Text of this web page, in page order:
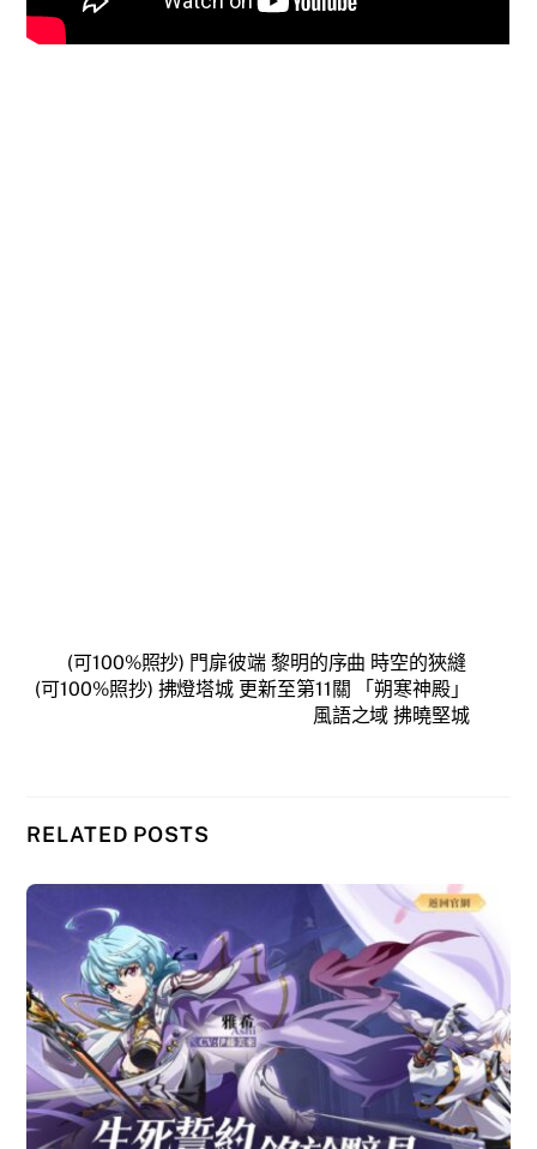
(可100%照抄) 門扉彼端 黎明的序曲 時空的狹縫
(可100%照抄) 拂燈塔城 更新至第11關 「朔寒神殿」
風語之域 拂曉堅城
RELATED POSTS